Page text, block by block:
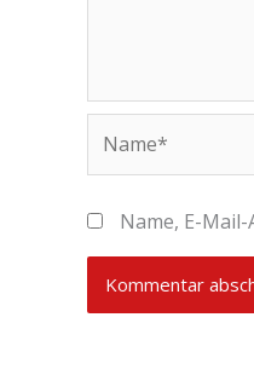
Name, E-